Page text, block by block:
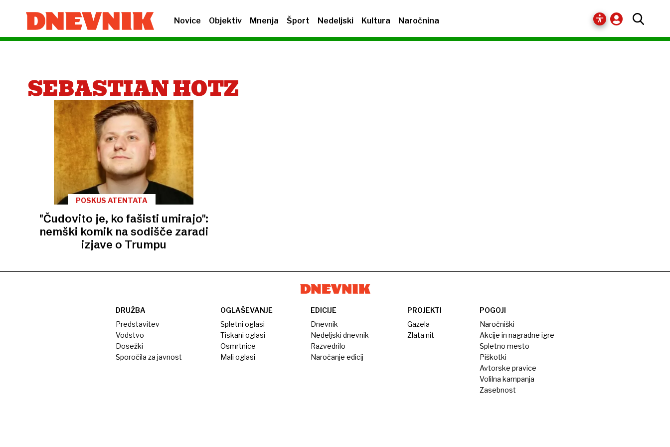
Novice Objektiv Mnenja Šport Nedeljski Kultura Naročnina
SEBASTIAN HOTZ
POSKUS ATENTATA
"Čudovito je, ko fašisti umirajo":
nemški komik na sodišče zaradi
izjave o Trumpu
DRUŽBA
Predstavitev
Vodstvo
Dosežki
Sporočila za javnost
OGLAŠEVANJE
Spletni oglasi
Tiskani oglasi
Osmrtnice
Mali oglasi
EDICIJE
Dnevnik
Nedeljski dnevnik
Razvedrilo
Naročanje edicij
PROJEKTI
Gazela
Zlata nit
POGOJI
Naročniški
Akcije in nagradne igre
Spletno mesto
Piškotki
Avtorske pravice
Volilna kampanja
Zasebnost